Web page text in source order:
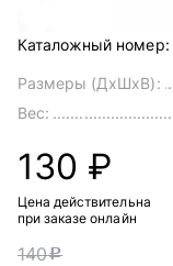
Каталожный номер:
Размеры (ДхШхВ):
Вес:
130 ₽
Цена действительна
при заказе онлайн
140c